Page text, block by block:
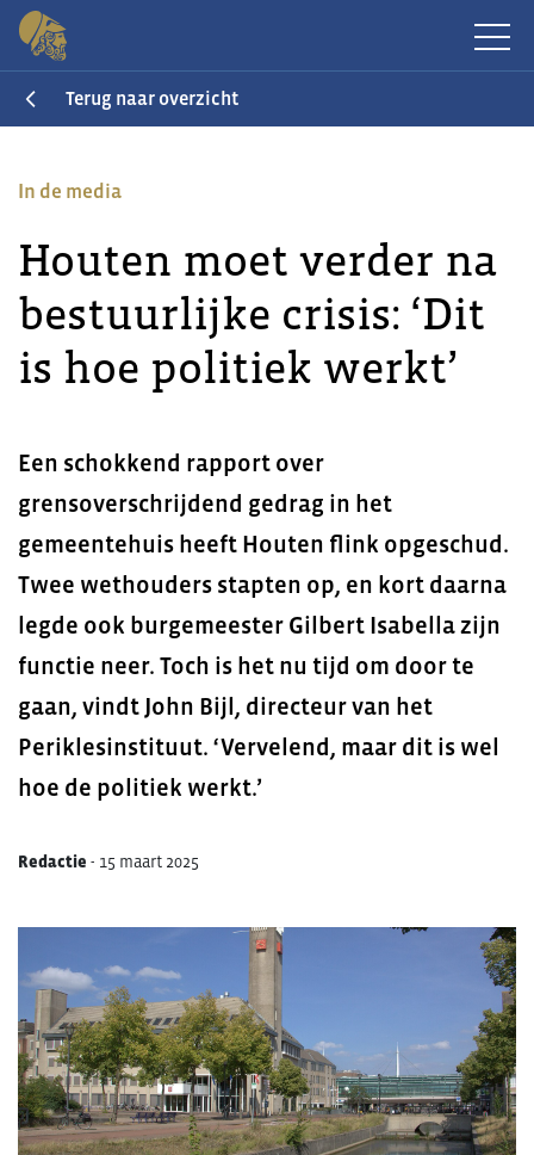
Terug naar overzicht
In de media
Houten moet verder na
bestuurlijke crisis: ‘Dit
is hoe politiek werkt’
Een schokkend rapport over
grensoverschrijdend gedrag in het
gemeentehuis heeft Houten flink opgeschud.
Twee wethouders stapten op, en kort daarna
legde ook burgemeester Gilbert Isabella zijn
functie neer. Toch is het nu tijd om door te
gaan, vindt John Bijl, directeur van het
Periklesinstituut. ‘Vervelend, maar dit is wel
hoe de politiek werkt.’
Redactie - 15 maart 2025